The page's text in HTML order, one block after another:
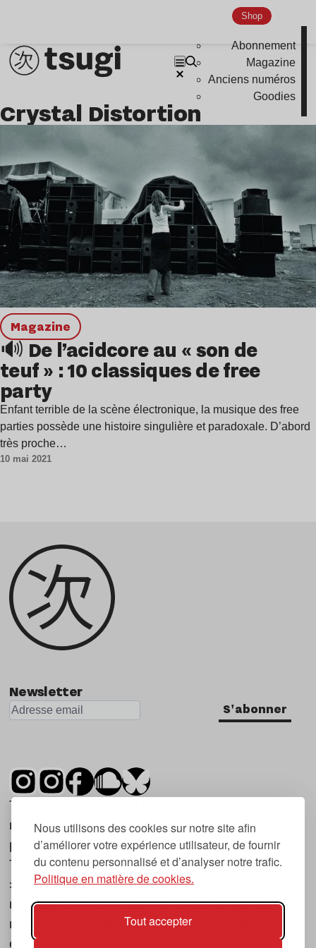
Nous utilisons des cookies sur notre site afin
d’améliorer votre expérience utilisateur, de fournir
du contenu personnalisé et d’analyser notre trafic.
Politique en matière de cookies.
Tout accepter
Shop
Abonnement
Magazine
Anciens numéros
Goodies
Crystal Distortion
magazine
🔊 De l’acidcore au « son de
teuf » : 10 classiques de free
party
Enfant terrible de la scène électronique, la musique des free
parties possède une histoire singulière et paradoxale. D’abord
très proche…
10 mai 2021
Newsletter
S'abonner
Tsugi est un mensuel indépendant sur la
musique et les nouvelles tendances, dont la
première parution date de 2007.
Tsugi en japonais signifie « prochain », « suivant
», ce qui correspond à la thématique du
magazine, à l’affût des nouvelles tendances
musicales, qu’elles viennent de la musique
électronique, du rock ou du hip hop, et des